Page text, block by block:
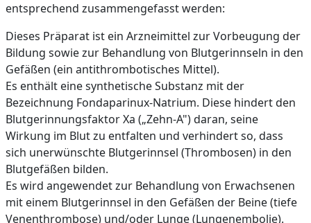
entsprechend zusammengefasst werden:
Dieses Präparat ist ein Arzneimittel zur Vorbeugung der
Bildung sowie zur Behandlung von Blutgerinnseln in den
Gefäßen (ein antithrombotisches Mittel).
Es enthält eine synthetische Substanz mit der
Bezeichnung Fondaparinux-Natrium. Diese hindert den
Blutgerinnungsfaktor Xa („Zehn-A") daran, seine
Wirkung im Blut zu entfalten und verhindert so, dass
sich unerwünschte Blutgerinnsel (Thrombosen) in den
Blutgefäßen bilden.
Es wird angewendet zur Behandlung von Erwachsenen
mit einem Blutgerinnsel in den Gefäßen der Beine (tiefe
Venenthrombose) und/oder Lunge (Lungenembolie).